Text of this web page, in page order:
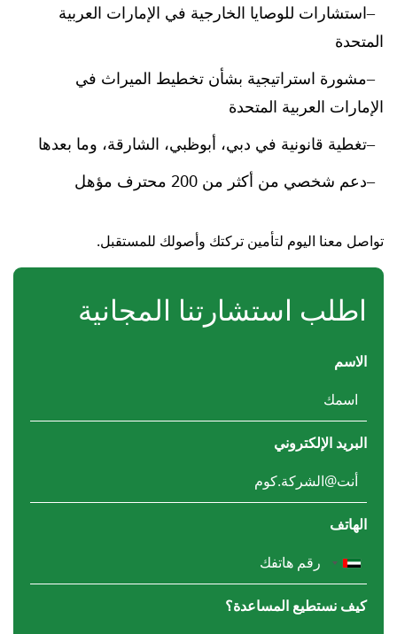
اطلب استشارتنا المجانية
الاسم
البريد الإلكتروني
الهاتف
كيف نستطيع المساعدة؟
استشارات للوصايا الخارجية في الإمارات العربية
المتحدة
مشورة استراتيجية بشأن تخطيط الميراث في
الإمارات العربية المتحدة
تغطية قانونية في دبي، أبوظبي، الشارقة، وما بعدها
دعم شخصي من أكثر من 200 محترف مؤهل
تواصل معنا اليوم لتأمين تركتك وأصولك للمستقبل.